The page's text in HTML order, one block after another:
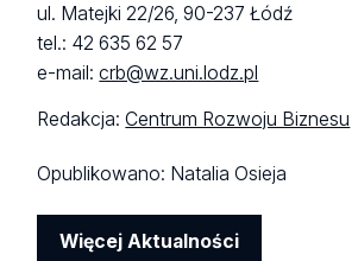
ul. Matejki 22/26, 90-237 Łódź
tel.: 42 635 62 57
e-mail:crb@wz.uni.lodz.pl
Redakcja:Centrum Rozwoju Biznesu
Opublikowano: Natalia Osieja
Więcej Aktualności